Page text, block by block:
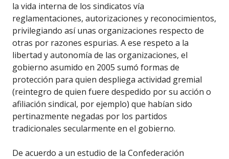
la vida interna de los sindicatos vía
reglamentaciones, autorizaciones y reconocimientos,
privilegiando así unas organizaciones respecto de
otras por razones espurias. A ese respeto a la
libertad y autonomía de las organizaciones, el
gobierno asumido en 2005 sumó formas de
protección para quien despliega actividad gremial
(reintegro de quien fuere despedido por su acción o
afiliación sindical, por ejemplo) que habían sido
pertinazmente negadas por los partidos
tradicionales secularmente en el gobierno.
De acuerdo a un estudio de la Confederación